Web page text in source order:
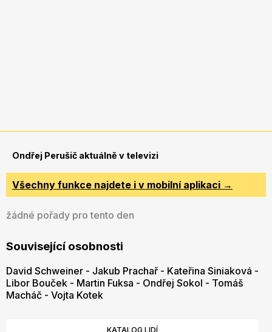
Ondřej Perušič aktuálně v televizi
Všechny funkce najdete i v mobilní aplikaci →
žádné pořady pro tento den
Související osobnosti
David Schweiner - Jakub Prachař - Kateřina Siniaková -
Libor Bouček - Martin Fuksa - Ondřej Sokol - Tomáš
Macháč - Vojta Kotek
KATALOG LIDÍ